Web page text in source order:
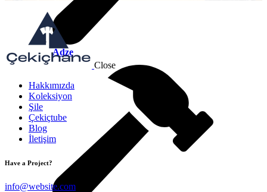
Adze
Close
Hakkımızda
Koleksiyon
Şile
Çekiçtube
Blog
İletişim
Have a Project?
info@website.com